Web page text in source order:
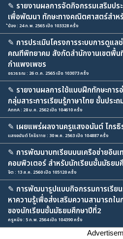
✎ รายงานผลการจัดกิจกรรมเสริมป
เพื่อพัฒนา ทักษะทางคณิตศาสตร์สำห
้น้อง : 24 ก.พ. 2565 เปิด 103328 ครั้ง
✎ การประเมินโครงการระบบการดูแ
คณฑีพิทยาคม สังกัดสำนักงานเขตพื้น
กำแพงเพชร
อรวรรณ : 26 ต.ค. 2565 เปิด 103073 ครั้ง
✎ รายงานผลการใช้แบบฝึกทักษะการ
กลุ่มสาระการเรียนรู้ภาษาไทย ชั้นประ
AnnA : 28 ม.ค. 2562 เปิด 104610 ครั้ง
✎ เผยแพร่ผลงานครูแสงอนันต์ ไกรธิ
แสงอนันต์ ไกธิราาช : 30 พ.ค. 2563 เปิด 104887 ครั้ง
✎ การพัฒนาบทเรียนบนเครือข่ายอินเ
คอมพิวเตอร์ สำหรับนักเรียนชั้นมัธยม
จิต : 13 ส.ค. 2560 เปิด 105120 ครั้ง
✎ การพัฒนารูปแบบกิจกรรมการเรียน
หาความรู้เพื่อส่งเสริมความสามารถ
ของนักเรียนชั้นมัธยมศึกษาปีที่2
ครูหนิง : 5 ก.พ. 2564 เปิด 104390 ครั้ง